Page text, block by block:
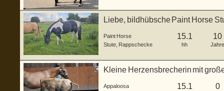
Liebe, bildhübsche Paint Horse
Paint Horse
Stute Rappschecke
15.1
hh
10
Jahre
Kleine Herzensbrecherin mit
Appaloosa
15.1 0